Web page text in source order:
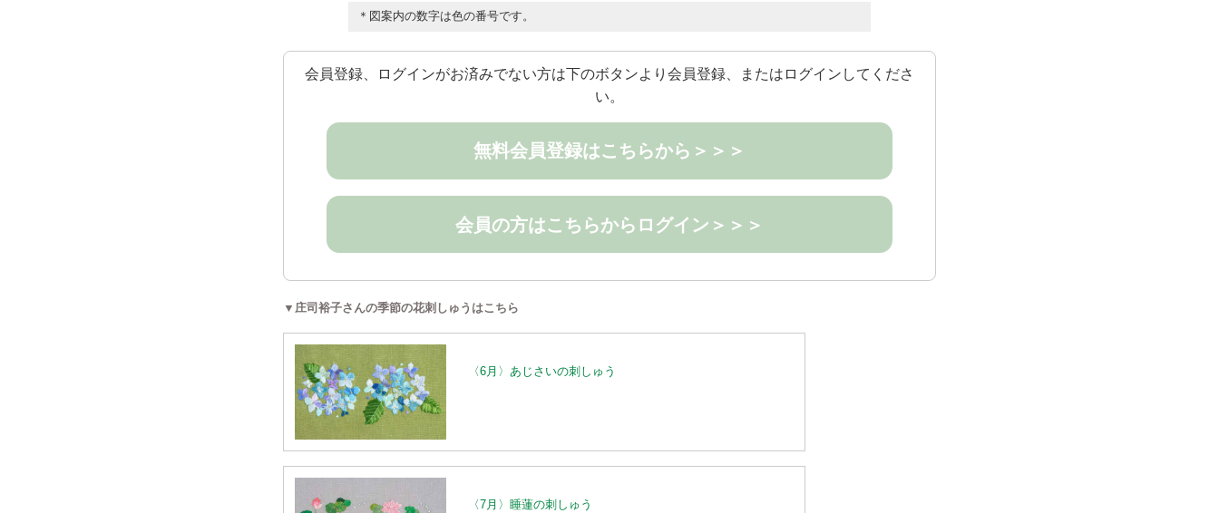
＊図案内の数字は色の番号です。
会員登録、ログインがお済みでない方は下のボタンより会員登録、またはログインしてくださ
い。
無料会員登録はこちらから＞＞＞
会員の方はこちらからログイン＞＞＞
▼庄司裕子さんの季節の花刺しゅうはこちら
〈6月〉あじさいの刺しゅう
〈7月〉睡蓮の刺しゅう